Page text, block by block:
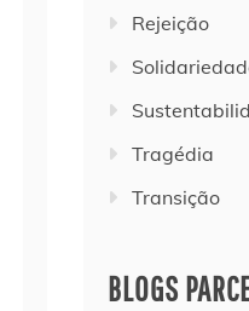
Rejeição
Tragédia
Transição
BLOGS